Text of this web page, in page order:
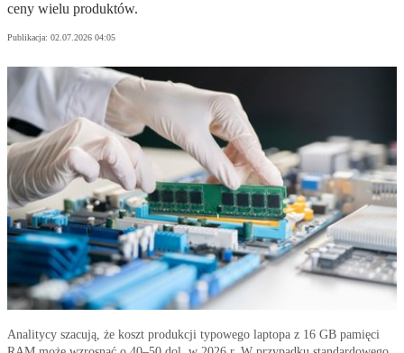
ceny wielu produktów.
Publikacja: 02.07.2026 04:05
Analitycy szacują, że koszt produkcji typowego laptopa z 16 GB pamięci